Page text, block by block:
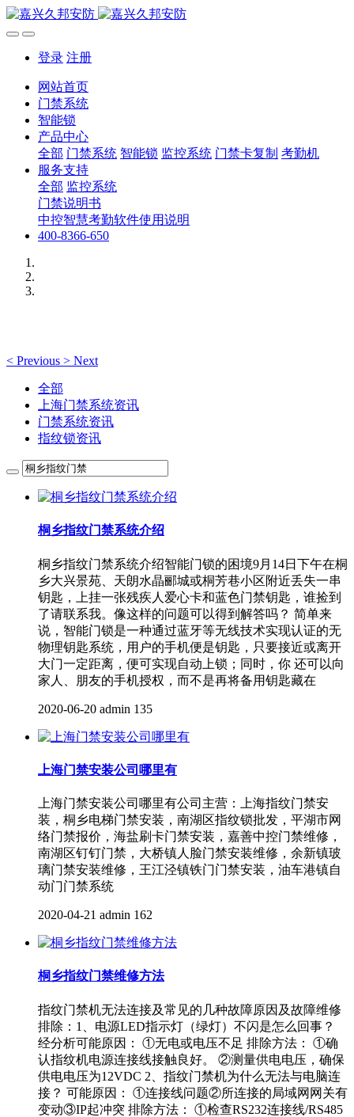
登录 注册
网站首页
门禁系统
智能锁
产品中心
全部 门禁系统 智能锁 监控系统 门禁卡复制 考勤机
服务支持
全部 监控系统
门禁说明书
中控智慧考勤软件使用说明
400-8366-650
< Previous > Next
全部
上海门禁系统资讯
门禁系统资讯
指纹锁资讯
桐乡指纹门禁系统介绍
桐乡指纹门禁系统介绍智能门锁的困境9月14日下午在桐
乡大兴景苑、天朗水晶郦城或桐芳巷小区附近丢失一串
钥匙，上挂一张残疾人爱心卡和蓝色门禁钥匙，谁捡到
了请联系我。像这样的问题可以得到解答吗？ 简单来
说，智能门锁是一种通过蓝牙等无线技术实现认证的无
物理钥匙系统，用户的手机便是钥匙，只要接近或离开
大门一定距离，便可实现自动上锁；同时，你 还可以向
家人、朋友的手机授权，而不是再将备用钥匙藏在
2020-06-20 admin 135
上海门禁安装公司哪里有
上海门禁安装公司哪里有公司主营：上海指纹门禁安
装，桐乡电梯门禁安装，南湖区指纹锁批发，平湖市网
络门禁报价，海盐刷卡门禁安装，嘉善中控门禁维修，
南湖区钉钉门禁，大桥镇人脸门禁安装维修，余新镇玻
璃门禁安装维修，王江泾镇铁门门禁安装，油车港镇自
动门门禁系统
2020-04-21 admin 162
桐乡指纹门禁维修方法
指纹门禁机无法连接及常见的几种故障原因及故障维修
排除：1、电源LED指示灯（绿灯）不闪是怎么回事？
经分析可能原因： ①无电或电压不足 排除方法： ①确
认指纹机电源连接线接触良好。 ②测量供电电压，确保
供电电压为12VDC 2、指纹门禁机为什么无法与电脑连
接？ 可能原因： ①连接线问题②所连接的局域网网关有
变动③IP起冲突 排除方法： ①检查RS232连接线/RS485